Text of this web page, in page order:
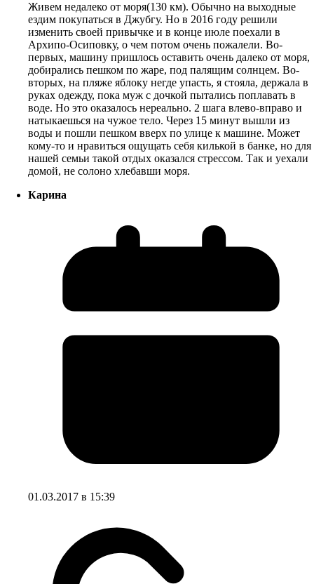
Живем недалеко от моря(130 км). Обычно на выходные
ездим покупаться в Джубгу. Но в 2016 году решили
изменить своей привычке и в конце июле поехали в
Архипо-Осиповку, о чем потом очень пожалели. Во-
первых, машину пришлось оставить очень далеко от моря,
добирались пешком по жаре, под палящим солнцем. Во-
вторых, на пляже яблоку негде упасть, я стояла, держала в
руках одежду, пока муж с дочкой пытались поплавать в
воде. Но это оказалось нереально. 2 шага влево-вправо и
натыкаешься на чужое тело. Через 15 минут вышли из
воды и пошли пешком вверх по улице к машине. Может
кому-то и нравиться ощущать себя килькой в банке, но для
нашей семьи такой отдых оказался стрессом. Так и уехали
домой, не солоно хлебавши моря.
Карина
01.03.2017 в 15:39